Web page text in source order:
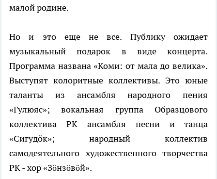
малой родине.
Но и это еще не все. Публику ожидает
музыкальный подарок в виде концерта.
Программа названа «Коми: от мала до велика».
Выступят колоритные коллективы. Это юные
таланты из ансамбля народного пения
«Гулюяс»; вокальная группа Образцового
коллектива РК ансамбля песни и танца
«Сигудӧк»; народный коллектив
самодеятельного художественного творчества
РК - хор «Зöнзöвöй».